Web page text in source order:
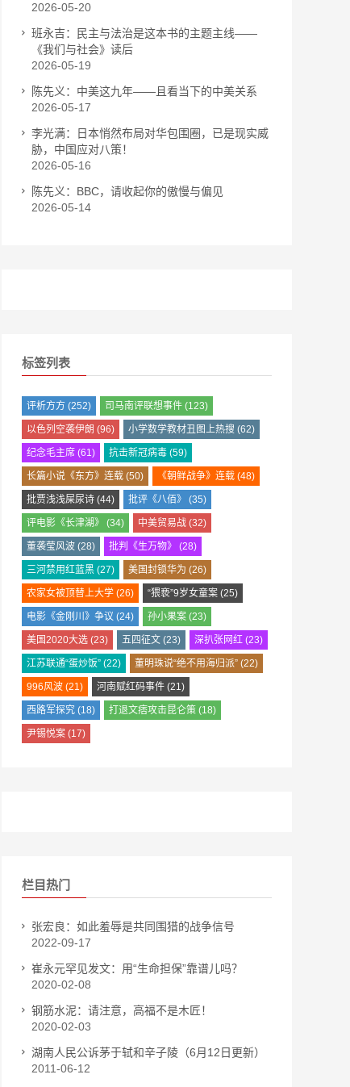
2026-05-20
班永吉：民主与法治是这本书的主题主线——
《我们与社会》读后
2026-05-19
陈先义：中美这九年——且看当下的中美关系
2026-05-17
李光满：日本悄然布局对华包围圈，已是现实威
胁，中国应对八策！
2026-05-16
陈先义：BBC，请收起你的傲慢与偏见
2026-05-14
标签列表
评析方方 (252) 司马南评联想事件 (123)
以色列空袭伊朗 (96) 小学数学教材丑图上热搜 (62)
纪念毛主席 (61) 抗击新冠病毒 (59)
长篇小说《东方》连载 (50) 《朝鲜战争》连载 (48)
批贾浅浅屎尿诗 (44) 批评《八佰》 (35)
评电影《长津湖》 (34) 中美贸易战 (32)
董袭莹风波 (28) 批判《生万物》 (28)
三河禁用红蓝黑 (27) 美国封锁华为 (26)
农家女被顶替上大学 (26) “猥亵”9岁女童案 (25)
电影《金刚川》争议 (24) 孙小果案 (23)
美国2020大选 (23) 五四征文 (23) 深扒张网红 (23)
江苏联通“蛋炒饭” (22) 董明珠说“绝不用海归派” (22)
996风波 (21) 河南赋红码事件 (21)
西路军探究 (18) 打退文痞攻击昆仑策 (18)
尹锡悦案 (17)
栏目热门
张宏良：如此羞辱是共同围猎的战争信号
2022-09-17
崔永元罕见发文：用“生命担保”靠谱儿吗？
2020-02-08
钢筋水泥：请注意，高福不是木匠！
2020-02-03
湖南人民公诉茅于轼和辛子陵（6月12日更新）
2011-06-12